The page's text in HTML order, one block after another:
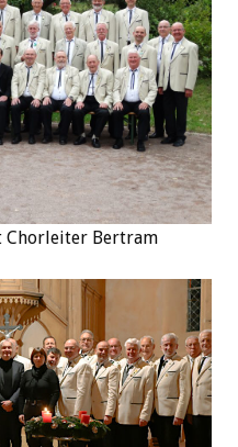
Chorleiter Bertram